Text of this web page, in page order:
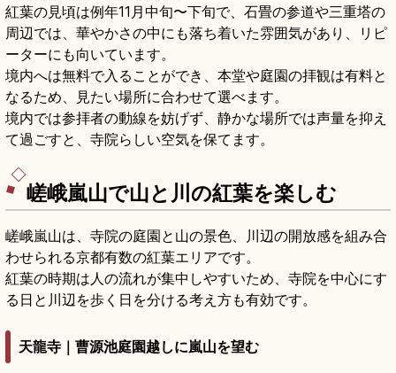
紅葉の見頃は例年11月中旬〜下旬で、石畳の参道や三重塔の
周辺では、華やかさの中にも落ち着いた雰囲気があり、リピ
ーターにも向いています。
境内へは無料で入ることができ、本堂や庭園の拝観は有料と
なるため、見たい場所に合わせて選べます。
境内では参拝者の動線を妨げず、静かな場所では声量を抑え
て過ごすと、寺院らしい空気を保てます。
嵯峨嵐山で山と川の紅葉を楽しむ
嵯峨嵐山は、寺院の庭園と山の景色、川辺の開放感を組み合
わせられる京都有数の紅葉エリアです。
紅葉の時期は人の流れが集中しやすいため、寺院を中心にす
る日と川辺を歩く日を分ける考え方も有効です。
天龍寺｜曹源池庭園越しに嵐山を望む